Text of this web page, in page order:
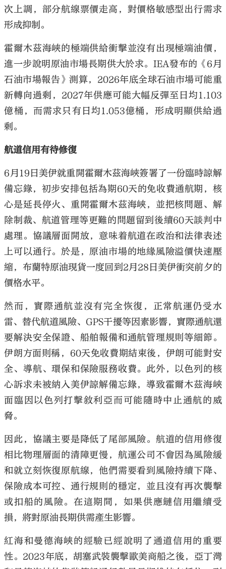
次上調，部分航線票價走高，對價格敏感型出行需求
形成抑制。
霍爾木茲海峽的極端供給衝擊並沒有出現極端油價，
進一步說明原油市場長期供大於求。IEA發布的《6月
石油市場報告》測算，2026年底全球石油市場可能重
新轉向過剩，2027年供應可能大幅反彈至日均1.103
億桶，而需求只有日均1.053億桶，形成明顯供給過
剩。
航道信用有待修復
6月19日美伊就重開霍爾木茲海峽簽署了一份臨時諒解
備忘錄，初步安排包括為期60天的免收費通航期，核
心是延長停火、重開霍爾木茲海峽，並把核問題、解
除制裁、航道管理等更難的問題留到後續60天談判中
處理。協議層面開放，意味着航道在政治和法律表述
上可以通行。於是，原油市場的地緣風險溢價快速壓
縮，布蘭特原油現貨一度回到2月28日美伊衝突前夕的
價格水平。
然而，實際通航並沒有完全恢復，正常航運仍受水
雷、替代航道風險、GPS干擾等因素影響，實際通航還
要解決安全保證、船舶報備和通航管理規則等細節。
伊朗方面則稱，60天免收費期結束後，伊朗可能對安
全、導航、環保和保險服務收費。此外，以色列的核
心訴求未被納入美伊諒解備忘錄，導致霍爾木茲海峽
面臨因以色列打擊敘利亞而可能隨時中止通航的威
脅。
因此，協議主要是降低了尾部風險。航道的信用修復
相比物理層面的清障更慢，航運公司不會因為風險緩
和就立刻恢復原航線，他們需要看到風險持續下降、
保險成本可控、通行規則的穩定，並且沒有再次襲擊
或扣船的風險。在這期間，如果供應鏈信用繼續受
損，將對原油長期供需產生影響。
紅海和曼德海峽的經驗已經說明了通道信用的重要
性。2023年底，胡塞武裝襲擊歐美商船之後，亞丁灣